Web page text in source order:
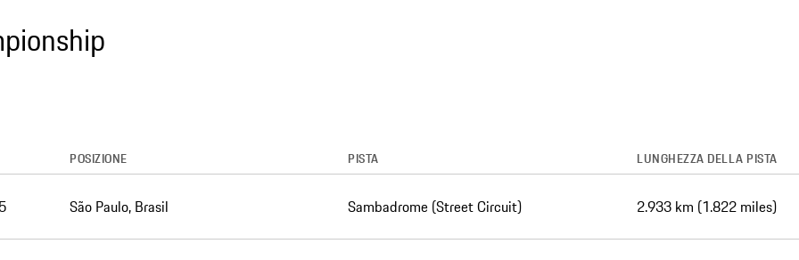
POSIZIONE PISTA LUNGHEZZA DELLA PISTA
São Paulo, Brasil Sambadrome (Street Circuit) 2.933 km (1.822 miles)